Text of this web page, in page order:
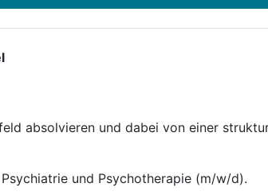
absolvieren und dabei von einer
und Psychotherapie (m/w/d).